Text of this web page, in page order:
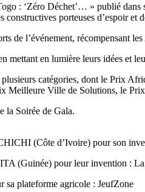
: ‘Zéro Déchet’… » publié dans
porteuses d’espoir et
de l’événement, récompensant
mettant en lumière leurs idées et
catégories, dont le Prix
Meilleure Ville de Solutions, le
la Soirée de Gala.
(Côte d’Ivoire) pour son
(Guinée) pour leur invention :
plateforme agricole : JeufZone